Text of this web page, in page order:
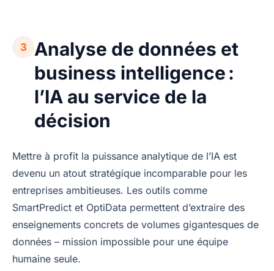
3
Analyse de données et
business intelligence :
l’IA au service de la
décision
Mettre à profit la puissance analytique de l’IA est
devenu un atout stratégique incomparable pour les
entreprises ambitieuses. Les outils comme
SmartPredict et OptiData permettent d’extraire des
enseignements concrets de volumes gigantesques de
données – mission impossible pour une équipe
humaine seule.